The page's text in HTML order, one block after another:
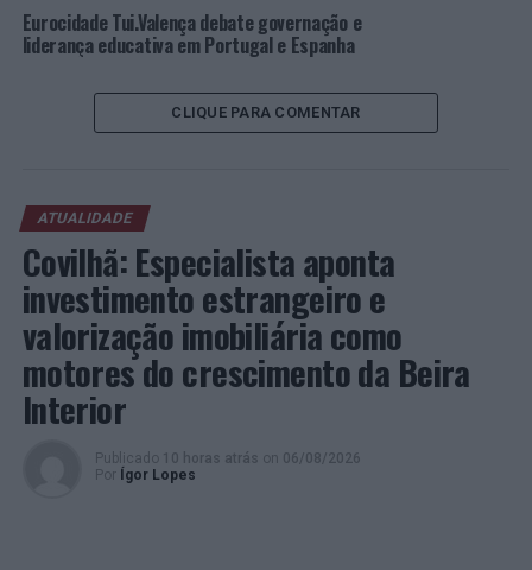
terrenos para a prática de bicicleta de montanha, que
pretendem despertar a adrenalina e as emoções e
aos aficionados.
Foto: CMV.
TÓPICOS RELACIONADOS: BTT DESTAQUE
EUROCIDADE
TUI
VALENÇA
PRÓXIMO
Câmara de Sintra dá continuidade ao projeto Fábrica do
Empreendedor
Porto, Gaia e Vila do Conde: Oito detenções por tráfico
Eurocidade Tui.Valença debate governação e
liderança educativa em Portugal e Espanha
CLIQUE PARA COMENTAR
ATUALIDADE
Covilhã: Especialista aponta
investimento estrangeiro e
valorização imobiliária como
motores do crescimento da Beira
Interior
Publicado 10 horas atrás on 06/08/2026
Por
Ígor Lopes